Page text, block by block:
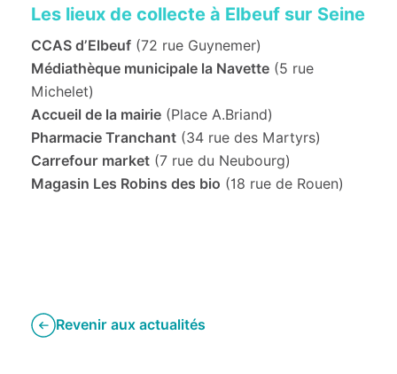
Les lieux de collecte à Elbeuf sur Seine
CCAS d’Elbeuf (72 rue Guynemer)
Médiathèque municipale la Navette (5 rue
Michelet)
Accueil de la mairie (Place A.Briand)
Pharmacie Tranchant (34 rue des Martyrs)
Carrefour market (7 rue du Neubourg)
Magasin Les Robins des bio (18 rue de Rouen)
Revenir aux actualités